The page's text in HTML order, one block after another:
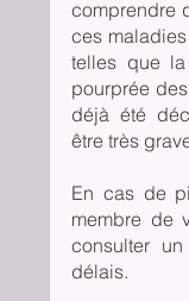
comprendre
ces
telles que
pourprée
déjà été
être très
En cas de
membre de
consulter
délais.